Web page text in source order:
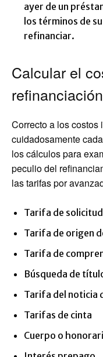
ayer de un
los términos de
refinanciar.
Calcular el
Correcto a los costos
cuidadosamente
los cálculos para
peculio del
las tarifas por
Tarifa de solicitud
Tarifa de origen
Tarifa de
Búsqueda de
Tarifa del noticia
Tarifas de cinta
Cuerpo o